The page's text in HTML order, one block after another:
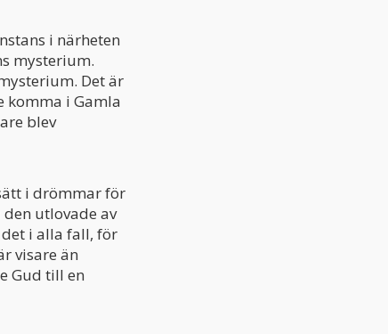
i närheten
mysterium.
Det är
i Gamla
blev
i drömmar för
utlovade av
det i alla fall, för
visare än
Gud till en